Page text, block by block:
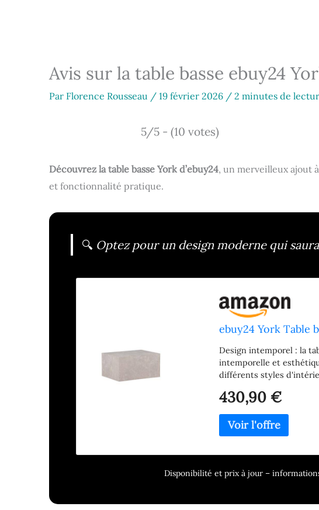
Avis sur la table basse ebuy24
Par Florence Rousseau / 19 février 2026 / 2 minutes de
5/5 - (10 votes)
Découvrez la table basse York d’ebuy24, un merveilleux ajout
et fonctionnalité pratique.
🔍 Optez pour un design moderne qui
ebuy24 York Table
Design intemporel : la
intemporelle et
différents styles
offre non seulement un
et une fonctionnalité.
design élégant, la table
polyvalente avec
maison, mais aussi un
430,90 €
Disponibilité et prix à jour –